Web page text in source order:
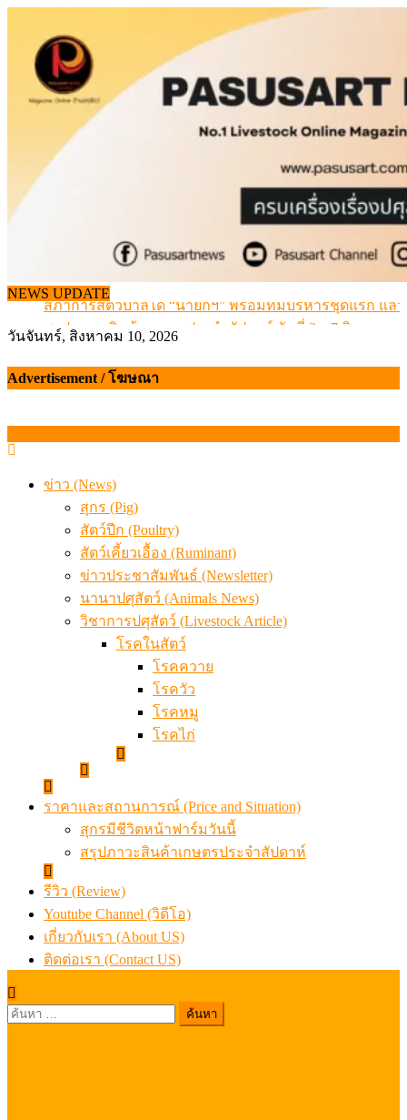
content
NEWS UPDATE
ข้อมูลราคา สุกรมีชีวิตหน้าฟาร์ม พระที่ 6 สิงหาคม 2569
สภาการสัตวบาลได้ “นายกฯ” พร้อมทีมบริหารชุดแรก แล้
สรุปภาวะ สินค้าเกษตรประจำสัปดาห์ วันที่ 3 – 7 สิงหาคม
เมื่อเกษตรกรถูกมองเป็นผู้ร้ายเบื้องหลังราคาหมูที่สังคมไม่
ข้อมูลราคา สุกรมีชีวิตหน้าฟาร์ม พระที่ 6 สิงหาคม 2569
วันจันทร์, สิงหาคม 10, 2026
Advertisement / โฆษณา
ข่าว (News)
สุกร (Pig)
สัตว์ปีก (Poultry)
สัตว์เคี้ยวเอื้อง (Ruminant)
ข่าวประชาสัมพันธ์ (Newsletter)
นานาปศุสัตว์ (Animals News)
วิชาการปศุสัตว์ (Livestock Article)
โรคในสัตว์
โรคควาย
โรควัว
โรคหมู
โรคไก่
ราคาและสถานการณ์ (Price and Situation)
สุกรมีชีวิตหน้าฟาร์มวันนี้
สรุปภาวะสินค้าเกษตรประจำสัปดาห์
รีวิว (Review)
Youtube Channel (วิดีโอ)
เกี่ยวกับเรา (About US)
ติดต่อเรา (Contact US)
ค้นหา